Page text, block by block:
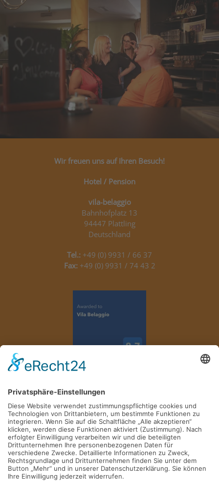
Wir freuen uns auf Ihren Besuch!
Hotel / Pension
vila-belaggio
Bahnhofplatz 13
94447 Plattling
Deutschland
Tel.: +49 (0) 9931 / 66 37
Fax:+49 (0) 9931 / 74 43 2